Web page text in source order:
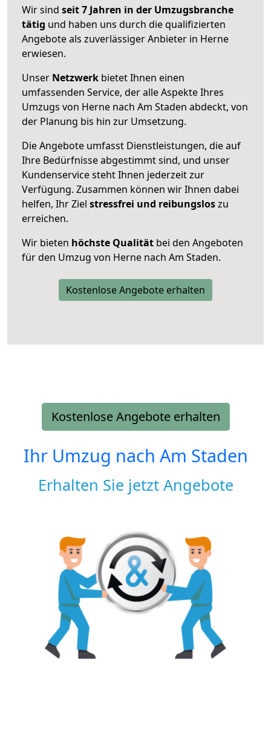
Wir sind seit 7 Jahren in der Umzugsbranche
tätig und haben uns durch die qualifizierten
Angebote als zuverlässiger Anbieter in Herne
erwiesen.
Unser Netzwerk bietet Ihnen einen
umfassenden Service, der alle Aspekte Ihres
Umzugs von Herne nach Am Staden abdeckt, von
der Planung bis hin zur Umsetzung.
Die Angebote umfasst Dienstleistungen, die auf
Ihre Bedürfnisse abgestimmt sind, und unser
Kundenservice steht Ihnen jederzeit zur
Verfügung. Zusammen können wir Ihnen dabei
helfen, Ihr Ziel stressfrei und reibungsloszu
erreichen.
Wir bieten höchste Qualität bei den Angeboten
für den Umzug von Herne nach Am Staden.
Kostenlose Angebote erhalten
Kostenlose Angebote erhalten
Ihr Umzug nach Am Staden
Erhalten Sie jetzt Angebote